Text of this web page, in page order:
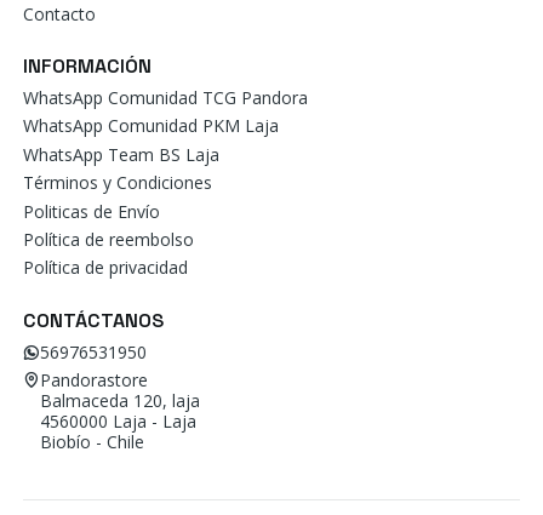
Contacto
INFORMACIÓN
WhatsApp Comunidad TCG Pandora
WhatsApp Comunidad PKM Laja
WhatsApp Team BS Laja
Términos y Condiciones
Politicas de Envío
Política de reembolso
Política de privacidad
CONTÁCTANOS
56976531950
Pandorastore
Balmaceda 120, laja
4560000 Laja - Laja
Biobío - Chile